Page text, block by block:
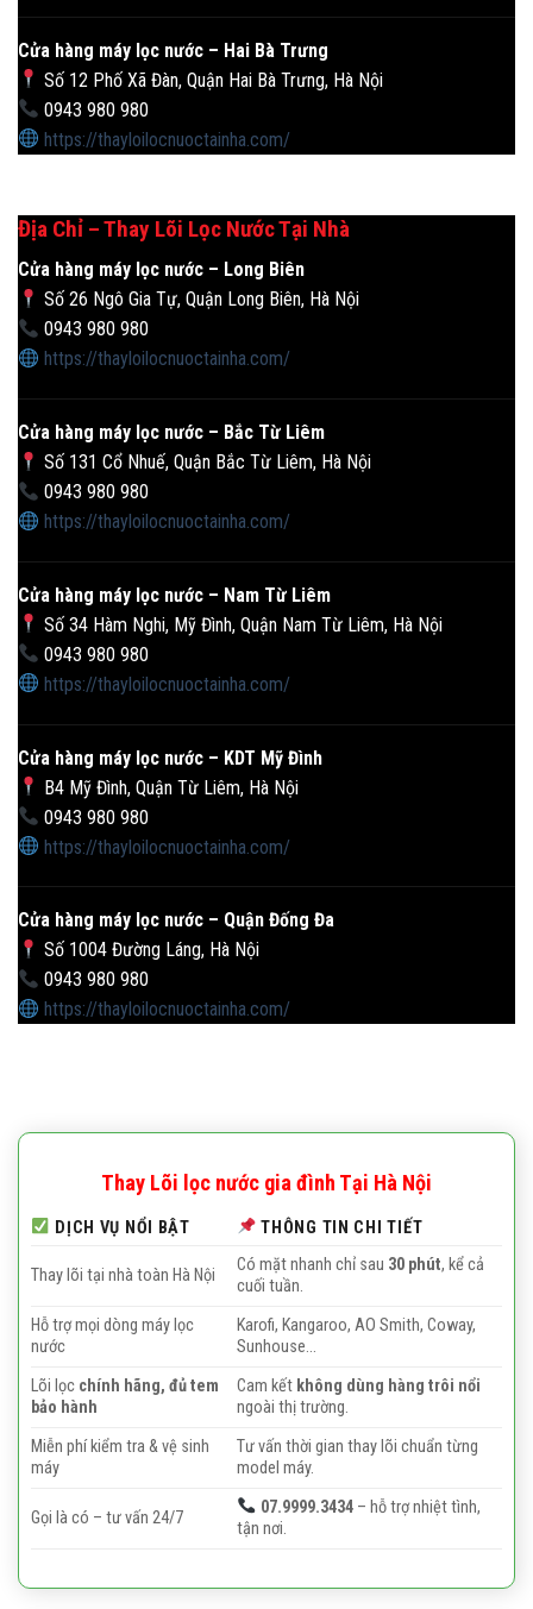
Cửa hàng máy lọc nước – Hai Bà Trưng
Số 12 Phố Xã Đàn, Quận Hai Bà Trưng, Hà Nội
0943 980 980
https://thayloilocnuoctainha.com/
Địa Chỉ – Thay Lõi Lọc Nước Tại Nhà
Cửa hàng máy lọc nước – Long Biên
Số 26 Ngô Gia Tự, Quận Long Biên, Hà Nội
0943 980 980
https://thayloilocnuoctainha.com/
Cửa hàng máy lọc nước – Bắc Từ Liêm
Số 131 Cổ Nhuế, Quận Bắc Từ Liêm, Hà Nội
0943 980 980
https://thayloilocnuoctainha.com/
Cửa hàng máy lọc nước – Nam Từ Liêm
Số 34 Hàm Nghi, Mỹ Đình, Quận Nam Từ Liêm, Hà Nội
0943 980 980
https://thayloilocnuoctainha.com/
Cửa hàng máy lọc nước – KDT Mỹ Đình
B4 Mỹ Đình, Quận Từ Liêm, Hà Nội
0943 980 980
https://thayloilocnuoctainha.com/
Cửa hàng máy lọc nước – Quận Đống Đa
Số 1004 Đường Láng, Hà Nội
0943 980 980
https://thayloilocnuoctainha.com/
Thay Lõi lọc nước gia đình Tại Hà Nội
DỊCH VỤ NỔI BẬT THÔNG TIN CHI TIẾT
Thay lõi tại nhà toàn Hà Nội
Có mặt nhanh chỉ sau 30 phút, kể cả
cuối tuần.
Hỗ trợ mọi dòng máy lọc
nước
Karofi, Kangaroo, AO Smith, Coway,
Sunhouse…
Lõi lọc chính hãng, đủ tem
bảo hành
Cam kết không dùng hàng trôi nổi
ngoài thị trường.
Miễn phí kiểm tra & vệ sinh
máy
Tư vấn thời gian thay lõi chuẩn từng
model máy.
Gọi là có – tư vấn 24/7
07.9999.3434– hỗ trợ nhiệt tình,
tận nơi.